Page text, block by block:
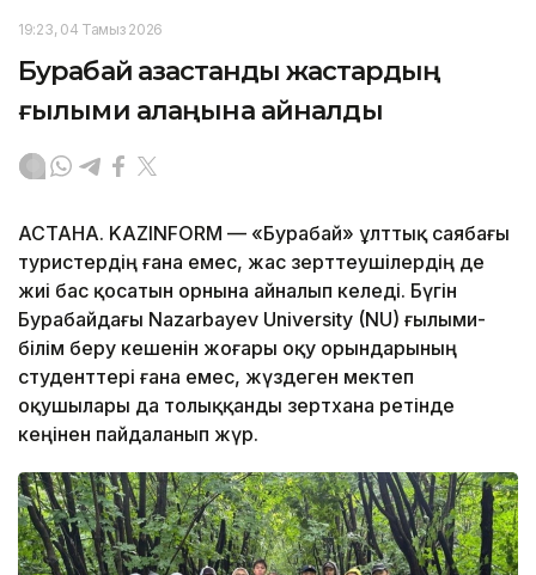
19:23, 04 Тамыз 2026
Бурабай қазақстандық жастардың
ғылыми алаңына айналды
АСТАНА. KAZINFORM — «Бурабай» ұлттық саябағы
туристердің ғана емес, жас зерттеушілердің де
жиі бас қосатын орнына айналып келеді. Бүгін
Бурабайдағы Nazarbayev University (NU) ғылыми-
білім беру кешенін жоғары оқу орындарының
студенттері ғана емес, жүздеген мектеп
оқушылары да толыққанды зертхана ретінде
кеңінен пайдаланып жүр.